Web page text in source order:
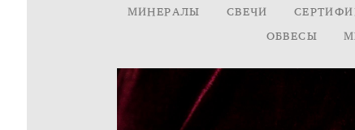
МИНЕРАЛЫ
СВЕЧИ
ОБВЕСЫ